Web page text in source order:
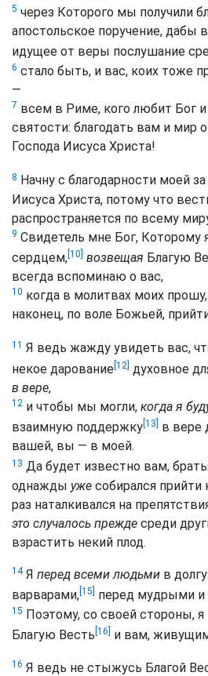
5 через Которого мы получили
апостольское поручение, дабы
идущее от веры послушание
6 стало быть, и вас, коих тоже
—
7 всем в Риме, кого любит Бог и
святости: благодать вам и мир
Господа Иисуса Христа!
8 Начну с благодарности моей
Иисуса Христа, потому что
распространяется по всему
9 Свидетель мне Бог, Которому
сердцем, [10] возвещая Благую
всегда вспоминаю о вас,
10 когда в молитвах моих
наконец, по воле Божьей,
11 Я ведь жажду увидеть вас,
некое дарование [12] духовное
в вере,
12 и чтобы мы могли, когда я
взаимную поддержку [13]
в вере
вашей, вы — в моей.
13 Да будет известно вам,
однажды уже собирался прийти
раз наталкивался на
это случалось прежде среди
взрастить некий плод.
14Я перед всеми людьми в
варварами, [15] перед мудрыми и
15 Поэтому, со своей стороны,
Благую Весть [16] и вам,
16 Я ведь не стыжусь Благой